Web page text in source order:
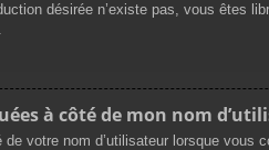
désirée n’existe pas, vous êtes
à côté de mon nom
votre nom d’utilisateur lorsque